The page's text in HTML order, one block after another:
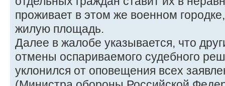
проживает в этом же военном
жилую площадь.
Далее в жалобе указывается, что
отмены оспариваемого судебного
уклонился от оповещения всех